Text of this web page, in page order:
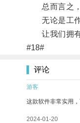
总而言之，
无论是工作
让我们拥有
#18#
评论
游客
这款软件非常实用
2024-01-20